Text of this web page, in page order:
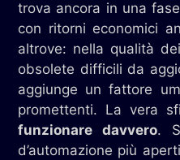
trova ancora in una
con ritorni economici
altrove: nella qualità
obsolete difficili da
aggiunge un fattore
promettenti. La vera
funzionare davvero.
d’automazione più